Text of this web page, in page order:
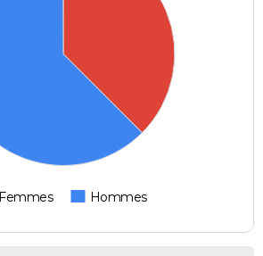
Femmes Hommes